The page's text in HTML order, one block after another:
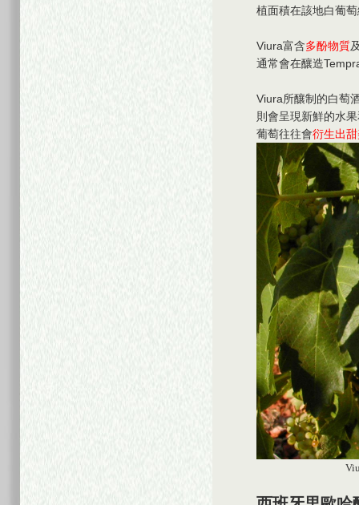
植面積在該地白葡
Viura富含多酚物質
通常會在釀造
Viura所釀制的白萄
則會呈現新鮮的水
葡萄往往會衍生出